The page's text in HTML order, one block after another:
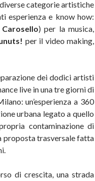
categorie artistiche
esperienza e know how:
Carosello) per la musica,
per il video making,
dei dodici artisti
live in una tre giorni di
un’esperienza a 360
urbana legato a quello
contaminazione di
proposta trasversale fatta
di crescita, una strada